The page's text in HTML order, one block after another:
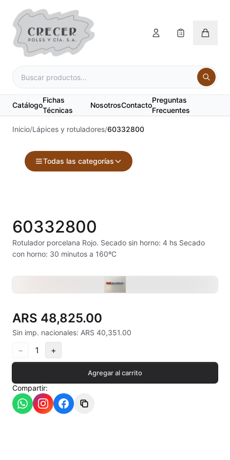
Catálogo
Fichas
Técnicas
NosotrosContacto
Preguntas
Frecuentes
Inicio/Lápices y rotuladores/60332800
Todas las categorías
Alambre Kanthal
Conos pirometricos Orton
Contramoldes
Crayones cerámicos
Crisoles refractarios
60332800
Rotulador porcelana Rojo. Secado sin horno: 4 hs Secado
con horno: 30 minutos a 160ºC
ARS 48,825.00
Sin imp. nacionales: ARS 40,351.00
− 1 +
Agregar al carrito
Compartir: